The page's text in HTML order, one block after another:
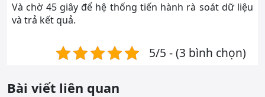
Và chờ 45 giây để hệ thống tiến hành rà soát dữ liệu
và trả kết quả.
5/5 - (3 bình chọn)
Bài viết liên quan